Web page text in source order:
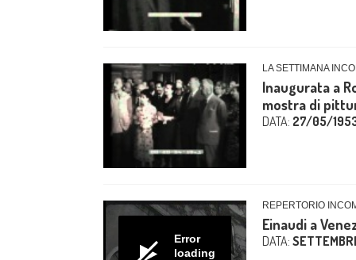
LA SETTIMANA
Inaugurata a
mostra di
DATA: 27/05/
Error
loading
REPERTORIO
Einaudi a
DATA: